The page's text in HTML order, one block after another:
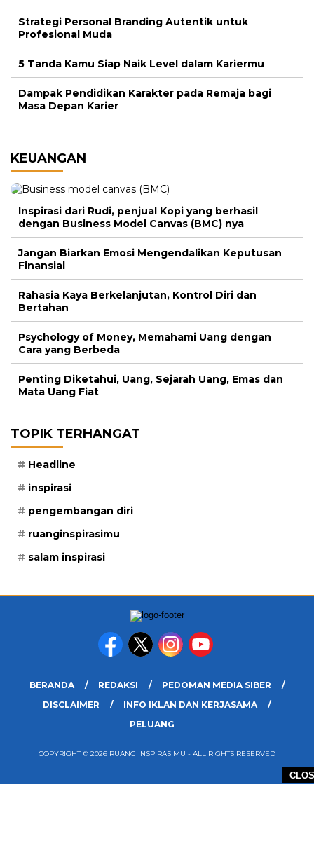
Strategi Personal Branding Autentik untuk
Profesional Muda
5 Tanda Kamu Siap Naik Level dalam Kariermu
Dampak Pendidikan Karakter pada Remaja bagi
Masa Depan Karier
KEUANGAN
Inspirasi dari Rudi, penjual Kopi yang berhasil
dengan Business Model Canvas (BMC) nya
Jangan Biarkan Emosi Mengendalikan Keputusan
Finansial
Rahasia Kaya Berkelanjutan, Kontrol Diri dan
Bertahan
Psychology of Money, Memahami Uang dengan
Cara yang Berbeda
Penting Diketahui, Uang, Sejarah Uang, Emas dan
Mata Uang Fiat
TOPIK TERHANGAT
Headline
inspirasi
pengembangan diri
ruanginspirasimu
salam inspirasi
BERANDA REDAKSI
PEDOMAN MEDIA SIBER
DISCLAIMER
INFO IKLAN DAN KERJASAMA
PELUANG
COPYRIGHT © 2026 RUANG INSPIRASIMU - ALL RIGHTS RESERVED